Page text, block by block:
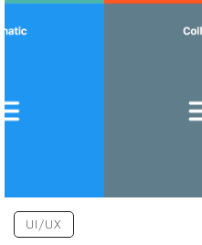
UI/UX